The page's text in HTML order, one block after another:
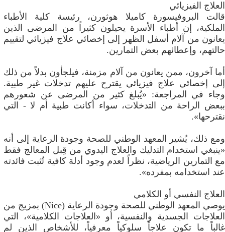
العلاج الفيزيائي
قالت البروفيسورة كاميلا هوثورن، رئيسة كلية الأطباء
الملكية، إن أطباء الأسرة يحيلون كثيراً من المرضى الذين
يعانون من آلام أسفل الظهر إلى إخصائي علاج فيزيائي لتقييم
حالتهم، وإعطائهم بعض التمارين.
أما آخرون، ممن يعانون من آلام مزمنة، فيلجأون بدلاً من ذلك
إلى إخصائي علاج فيزيائي يقترح عليهم تدخلات غير طبية.
وجاء في المراجعة: «يُبلغ كثير من المرضى عن شعورهم
ببعض الراحة من التدخلات، سواء أكانت طبية أم لا - التي
نقترحها».
ومع ذلك، يُشير المعهد الوطني للصحة وجودة الرعاية إلى أنه
«ينبغي استخدام التدليك والعلاج اليدوي من قِبل المعالج فقط
مع التمارين الرياضية، نظراً لعدم وجود أدلة كافية تُثبت فائدته
عند استخدامه بمفرده».
العلاج النفسي أو الكلامي
يوصي المعهد الوطني للصحة وجودة الرعاية (Nice) بمزيج من
العلاجات الجسدية والنفسية، أو «العلاجات الكلامية»، التي
غالباً ما تكون علاجاً سلوكياً معرفياً، للأشخاص الذين لم